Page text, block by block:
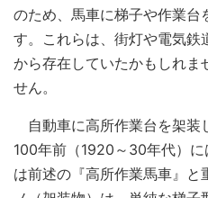
のため、馬車に梯子や作業台
す。これらは、街灯や電気
から存在していたかもしれま
せん。
自動車に高所作業台を架装
100年前（1920～30年代）
は前述の『高所作業馬車』